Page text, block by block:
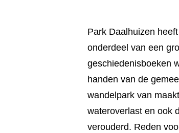
Park Daalhuizen
onderdeel van een
geschiedenisboeken
handen van de
wandelpark van
wateroverlast en ook
verouderd. Reden